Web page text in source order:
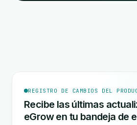
REGISTRO DE CAMBIOS DEL
Recibe las últimas
eGrow en tu bandeja de